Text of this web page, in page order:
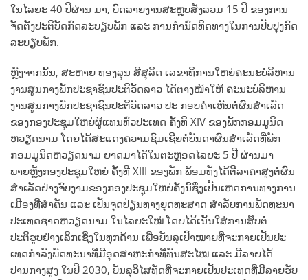
ໃນໄລຍະ 40 ປີຜ່ານ ມາ, ບົດລາຍງານສະຫຼຸບສັງລວມ 15 ປີ ຂອງການ
ຈັດຕັ້ງປະຕິບັດກົດລະບຽບພັກ ແລະ ການກໍານົດທິດທາງໃນການປັບປຸງກົດ
ລະບຽບພັກ.
ຫຼັງຈາກນັ້ນ, ສະຫາຍ ທອງລຸນ ສີສຸລິດ ເລຂາທິການໃຫຍ່ຄະນະບໍລິຫານ
ງານສູນກາງພັກປະຊາຊົນປະຕິວັດລາວ ໄດ້ຕາງໜ້າໃຫ້ ຄະນະບໍລິຫານ
ງານສູນກາງພັກປະຊາຊົນປະຕິວັດລາວ ປະ ກອບຄໍາເຫັນຕໍ່ຜົນສໍາເລັດ
ຂອງກອງປະຊຸມໃຫຍ່ຜູ້ແທນທົ່ວປະເທດ ຄັ້ງທີ XIV ຂອງພັກກອມມູນິດ
ຫວຽດນາມ ໂດຍໄດ້ສະແດງຄວາມຊົມເຊີຍຕໍ່ບັນດາຜົນສໍາເລັດທີ່ພັກ
ກອມມູນິດຫວຽດນາມ ຍາດມາໄດ້ໃນຕະຫຼອດໄລຍະ 5 ປີ ຜ່ານມາ
ພາຍຫຼັງກອງປະຊຸມໃຫຍ່ ຄັ້ງທີ XIII ຂອງພັກ ພ້ອມທັງໄດ້ຕີລາຄາສູງຕໍ່ຜົນ
ສໍາເລັດຢ່າງຈົບງາມຂອງກອງປະຊຸມໃຫຍ່ຄັ້ງນີ້ຊຶ່ງເປັນເຫດການທາງການ
ເມືອງທີ່ສໍາຄັນ ແລະ ເປັນຈຸດປ່ຽນທາງຍຸດທະສາດ ສໍາລັບການພັດທະນາ
ປະເທດຊາດຫວຽດນາມ ໃນໄລຍະໃໝ່ ໂດຍໄດ້ເນັ້ນໃສ່ການສືບຕໍ່
ປະຕິຮູບຢ່າງເລິກເຊິ່ງໃນທຸກດ້ານ ເພື່ອບັນລຸເປົ້າໝາຍທີ່ຈະກາຍເປັນປະ
ເທດກໍາລັງພັດທະນາທີ່ມີອຸດສາຫະກໍາທີ່ທັນສະໄໝ ແລະ ມີລາຍໄດ້
ປານກາງສູງ ໃນປີ 2030, ບັນລຸວິໄສທັດທີ່ຈະກາຍເປັນປະເທດທີ່ມີລາຍຮັບ